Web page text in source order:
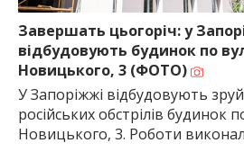
найважливішу
міста
Завершать цьогоріч: у
відбудовують будинок по
Новицького, 3 (ФОТО)
У Запоріжжі відбудовують
російських обстрілів будинок
Новицького, 3. Роботи